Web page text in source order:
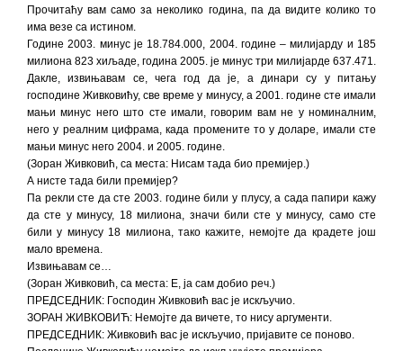
Прочитаћу вам само за неколико година, па да видите колико то
има везе са истином.
Године 2003. минус је 18.784.000, 2004. године – милијарду и 185
милиона 823 хиљаде, година 2005. је минус три милијарде 637.471.
Дакле, извињавам се, чега год да је, а динари су у питању
господине Живковићу, све време у минусу, а 2001. године сте имали
мањи минус него што сте имали, говорим вам не у номиналним,
него у реалним цифрама, када промените то у доларе, имали сте
мањи минус него 2004. и 2005. године.
(Зоран Живковић, са места: Нисам тада био премијер.)
А нисте тада били премијер?
Па рекли сте да сте 2003. године били у плусу, а сада папири кажу
да сте у минусу, 18 милиона, значи били сте у минусу, само сте
били у минусу 18 милиона, тако кажите, немојте да крадете још
мало времена.
Извињавам се…
(Зоран Живковић, са места: Е, ја сам добио реч.)
ПРЕДСЕДНИК: Господин Живковић вас је искључио.
ЗОРАН ЖИВКОВИЋ: Немојте да вичете, то нису аргументи.
ПРЕДСЕДНИК: Живковић вас је искључио, пријавите се поново.